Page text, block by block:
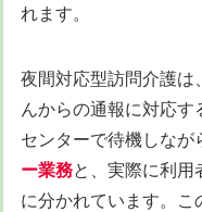
れます。
夜間対応型訪問介護は
んからの通報に対応
センターで待機しなが
ー業務と、実際に利用
に分かれています。